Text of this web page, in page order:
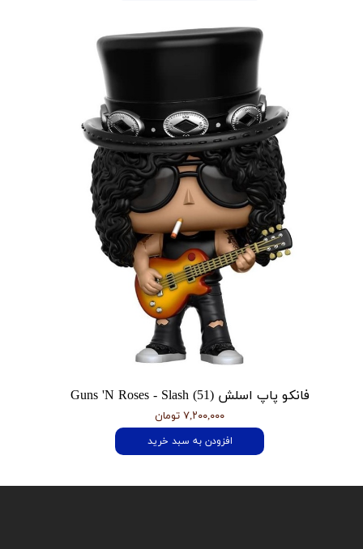
فانکو پاپ اسلش Guns 'N Roses - Slash (51)
۷,۲۰۰,۰۰۰ تومان
افزودن به سبد خرید